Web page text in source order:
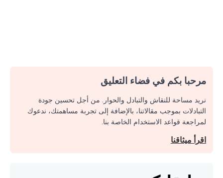
مرحبا بكم في فضاء التعليق
نريد مساحة للنقاش والتبادل والحوار. من أجل تحسين جودة
التبادلات بموجب مقالاتنا، بالإضافة إلى تجربة مساهمتك، ندعوك
لمراجعة قواعد الاستخدام الخاصة بنا.
اقرأ ميثاقنا